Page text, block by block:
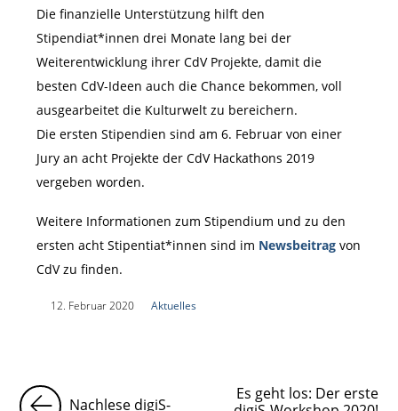
Die finanzielle Unterstützung hilft den
Stipendiat*innen drei Monate lang bei der
Weiterentwicklung ihrer CdV Projekte, damit die
besten CdV-Ideen auch die Chance bekommen, voll
ausgearbeitet die Kulturwelt zu bereichern.
Die ersten Stipendien sind am 6. Februar von einer
Jury an acht Projekte der CdV Hackathons 2019
vergeben worden.
Weitere Informationen zum Stipendium und zu den
ersten acht Stipentiat*innen sind im Newsbeitragvon
CdV zu finden.
12. Februar 2020 Aktuelles
Nachlese digiS-
Es geht los: Der erste